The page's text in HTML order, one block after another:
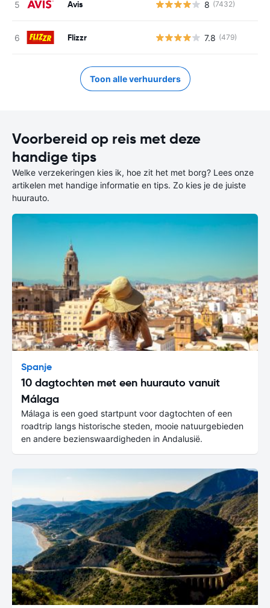
Avis 8 (7432)
Flizzr 7.8 (479)
Toon alle verhuurders
Voorbereid op reis met deze
handige tips
Welke verzekeringen kies ik, hoe zit het met borg? Lees onze
artikelen met handige informatie en tips. Zo kies je de juiste
huurauto.
Spanje
10 dagtochten met een huurauto vanuit
Málaga
Málaga is een goed startpunt voor dagtochten of een
roadtrip langs historische steden, mooie natuurgebieden
en andere bezienswaardigheden in Andalusië.